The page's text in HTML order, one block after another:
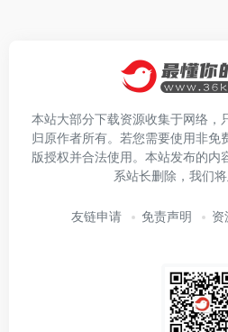
本站大部分下载资源收集于网络，
归原作者所有。若您需要使用非免
版授权并合法使用。本站发布的内
系站长删除，我们将
友链申请 免责声明 资